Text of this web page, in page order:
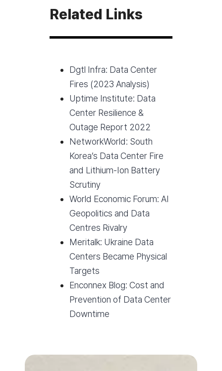
Related Links
Dgtl Infra: Data Center
Fires (2023 Analysis)
Uptime Institute: Data
Center Resilience &
Outage Report 2022
NetworkWorld: South
Korea’s Data Center Fire
and Lithium-Ion Battery
Scrutiny
World Economic Forum: AI
Geopolitics and Data
Centres Rivalry
Meritalk: Ukraine Data
Centers Became Physical
Targets
Enconnex Blog: Cost and
Prevention of Data Center
Downtime